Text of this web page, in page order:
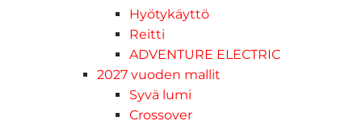
Hyötykäyttö
Reitti
ADVENTURE ELECTRIC
2027 vuoden mallit
Syvä lumi
Crossover